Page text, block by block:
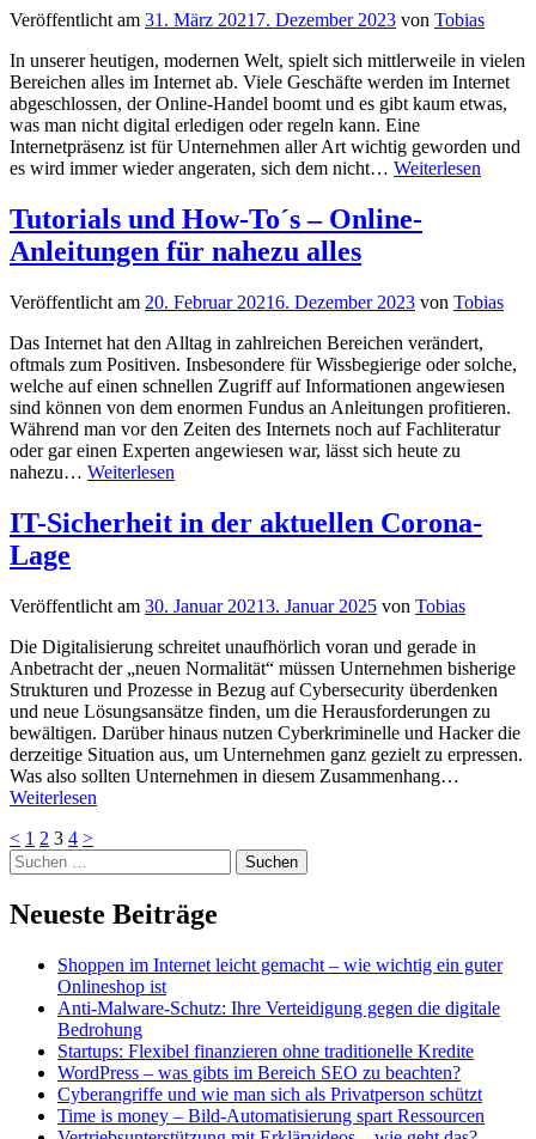
Veröffentlicht am 31. März 2021 7. Dezember 2023 von Tobias
In unserer heutigen, modernen Welt, spielt sich mittlerweile in vielen
Bereichen alles im Internet ab. Viele Geschäfte werden im Internet
abgeschlossen, der Online-Handel boomt und es gibt kaum etwas,
was man nicht digital erledigen oder regeln kann. Eine
Internetpräsenz ist für Unternehmen aller Art wichtig geworden und
es wird immer wieder angeraten, sich dem nicht… Weiterlesen
immer
mehr
Tutorials und How-To´s – Online-
Anleitungen für nahezu alles
Veröffentlicht am 20. Februar 20216. Dezember 2023 von Tobias
Das Internet hat den Alltag in zahlreichen Bereichen verändert,
oftmals zum Positiven. Insbesondere für Wissbegierige oder solche,
welche auf einen schnellen Zugriff auf Informationen angewiesen
sind können von dem enormen Fundus an Anleitungen profitieren.
Während man vor den Zeiten des Internets noch auf Fachliteratur
oder gar einen Experten angewiesen war, lässt sich heute zu
nahezu… Weiterlesen
How-
To
Online-
Anleitungen
für
nahezu
alles
IT-Sicherheit in der aktuellen Corona-
Lage
Veröffentlicht am 30. Januar 20213. Januar 2025 von Tobias
Die Digitalisierung schreitet unaufhörlich voran und gerade in
Anbetracht der „neuen Normalität“ müssen Unternehmen bisherige
Strukturen und Prozesse in Bezug auf Cybersecurity überdenken
und neue Lösungsansätze finden, um die Herausforderungen zu
bewältigen. Darüber hinaus nutzen Cyberkriminelle und Hacker die
derzeitige Situation aus, um Unternehmen ganz gezielt zu erpressen.
Was also sollten Unternehmen in diesem Zusammenhang…
Weiterlesen
Corona-
Lage
Seitennummerierung
der
Beiträge
Vorherige
Seite
< Seite
1 Seite
2 Seite
3 Seite
4 Nächste
>
Zum
Footer
springen
Suchen
nach:
Neueste Beiträge
Shoppen im Internet leicht gemacht – wie wichtig ein guter
Onlineshop ist
Anti-Malware-Schutz: Ihre Verteidigung gegen die digitale
Bedrohung
Startups: Flexibel finanzieren ohne traditionelle Kredite
WordPress – was gibts im Bereich SEO zu beachten?
Cyberangriffe und wie man sich als Privatperson schützt
Time is money – Bild-Automatisierung spart Ressourcen